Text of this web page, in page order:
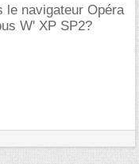
le navigateur Opéra
W' XP SP2?